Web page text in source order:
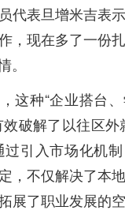
代表旦增米吉表
，现在多了一份
。
这种“企业搭台
破解了以往区外
过引入市场化机
，不仅解决了本
展了职业发展的